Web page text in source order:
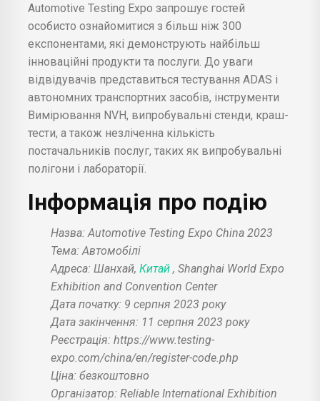
Automotive Testing Expo запрошує гостей
особисто ознайомитися з більш ніж 300
експонентами, які демонструють найбільш
інноваційні продукти та послуги. До уваги
відвідувачів представиться тестування ADAS і
автономних транспортних засобів, інструменти
Вимірювання NVH, випробувальні стенди, краш-
тести, а також незліченна кількість
постачальників послуг, таких як випробувальні
полігони і лабораторії.
Інформація про подію
Назва: Automotive Testing Expo China 2023
Тема: Автомобілі
Адреса: Шанхай, Китай , Shanghai World Expo
Exhibition and Convention Center
Дата початку: 9 серпня 2023 року
Дата закінчення: 11 серпня 2023 року
Реєстрація: https://www.testing-
expo.com/china/en/register-code.php
Ціна: безкоштовно
Організатор: Reliable International Exhibition